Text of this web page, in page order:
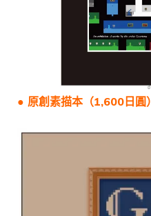
● 原創素描本（1,600日圓）